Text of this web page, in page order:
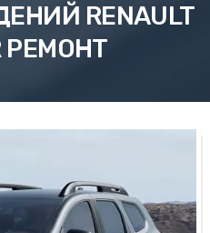
RENAULT
РЕМОНТ